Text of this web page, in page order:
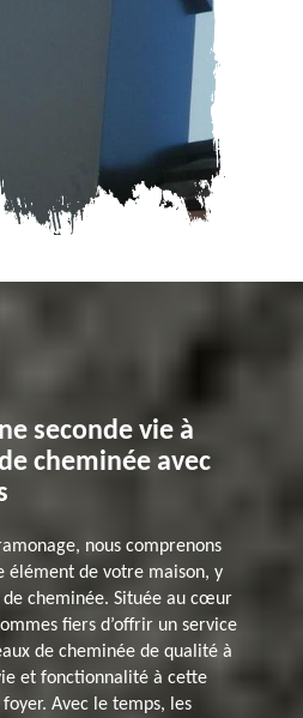
seconde vie à
cheminée avec
nous comprenons
élément de votre maison, y
cheminée. Située au cœur
fiers d’offrir un service
de cheminée de qualité à
et fonctionnalité à cette
Avec le temps, les